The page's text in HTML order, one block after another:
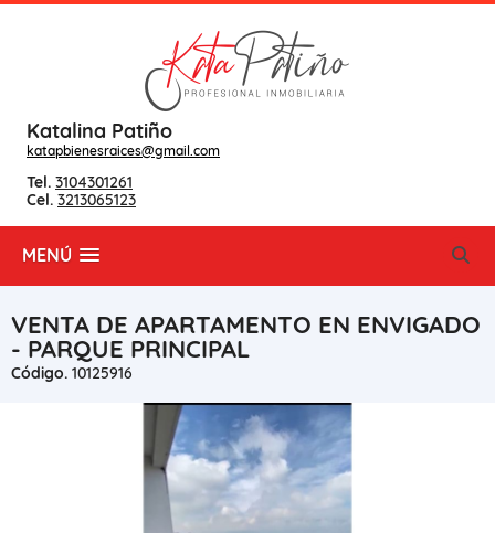
Katalina Patiño
katapbienesraices@gmail.com
Tel. 3104301261
Cel. 3213065123
MENÚ
VENTA DE APARTAMENTO EN ENVIGADO
- PARQUE PRINCIPAL
Código. 10125916